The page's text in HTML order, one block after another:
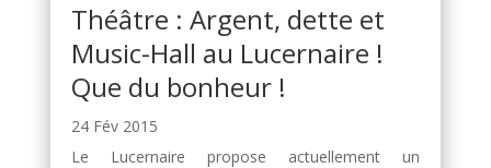
Théâtre : Argent, dette et
Music-Hall au Lucernaire !
Que du bonheur !
24 Fév 2015
Le Lucernaire propose actuellement un